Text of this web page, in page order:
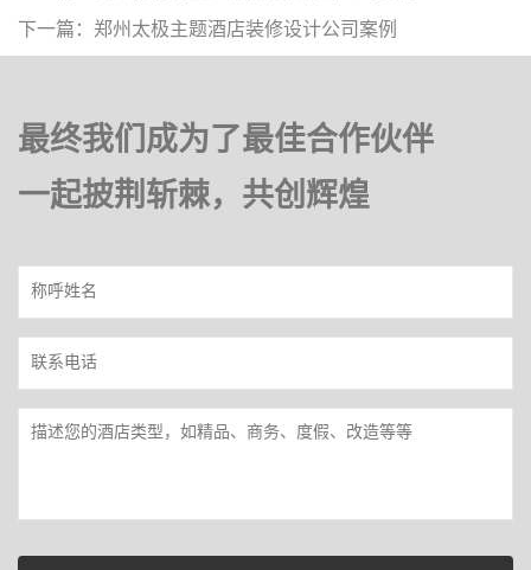
下一篇：郑州太极主题酒店装修设计公司案例
最终我们成为了最佳合作伙伴
一起披荆斩棘，共创辉煌